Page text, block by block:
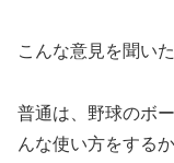
こんな意見を聞い
普通は、野球のボ
んな使い方をする